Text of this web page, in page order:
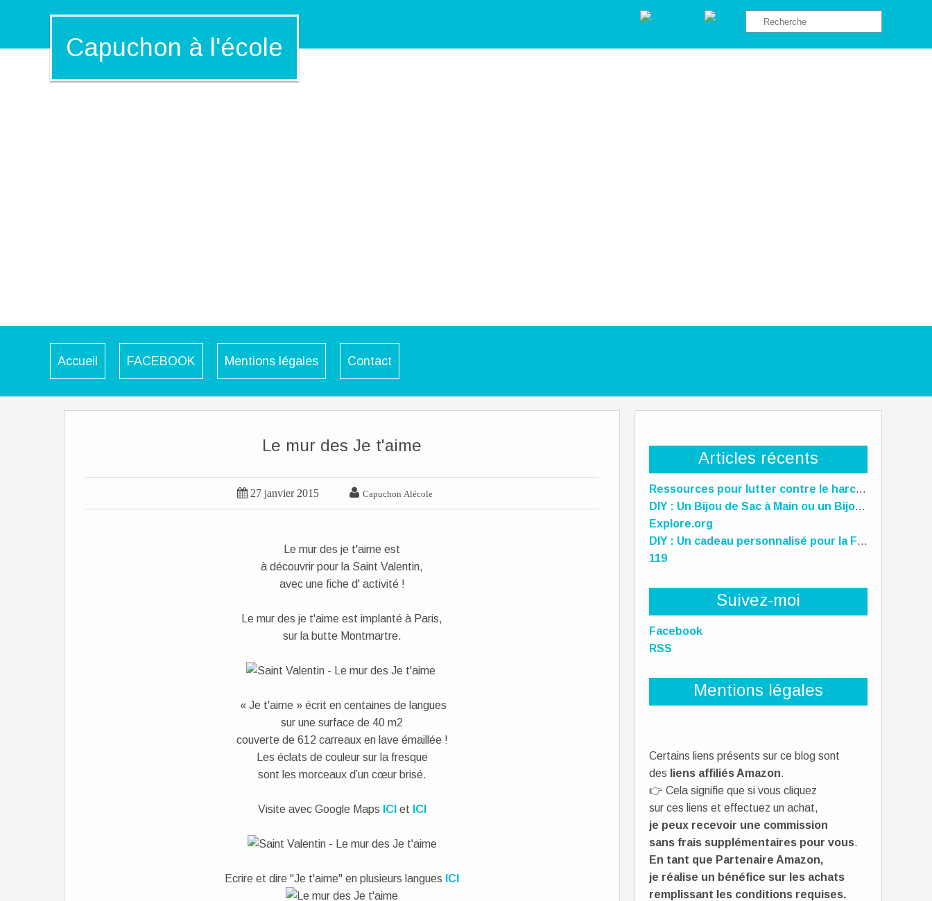
Capuchon à l'école
Accueil FACEBOOK Mentions légales Contact
Articles récents
Ressources pour lutter contre le harcèlement scolaire
DIY : Un Bijou de Sac à Main ou un Bijou de téléphone Unique pour la Fête des Mères !
Explore.org
DIY : Un cadeau personnalisé pour la Fête des Mères, des Pères et des gens qu'on aime !
119
Suivez-moi
Facebook
RSS
Mentions légales
Certains liens présents sur ce blog sont
des liens affiliés Amazon.
👉 Cela signifie que si vous cliquez
sur ces liens et effectuez un achat,
je peux recevoir une commission
sans frais supplémentaires pour vous.
En tant que Partenaire Amazon,
je réalise un bénéfice sur les achats
remplissant les conditions requises.
Le mur des Je t'aime
 27 janvier 2015  Capuchon Alécole
Le mur des je t'aime est
à découvrir pour la Saint Valentin,
avec une fiche d' activité !
Le mur des je t'aime est implanté à Paris,
sur la butte Montmartre.
« Je t'aime » écrit en centaines de langues
sur une surface de 40 m2
couverte de 612 carreaux en lave émaillée !
Les éclats de couleur sur la fresque
sont les morceaux d’un cœur brisé.
Visite avec Google Maps ICI et ICI
Ecrire et dire "Je t'aime" en plusieurs langues ICI